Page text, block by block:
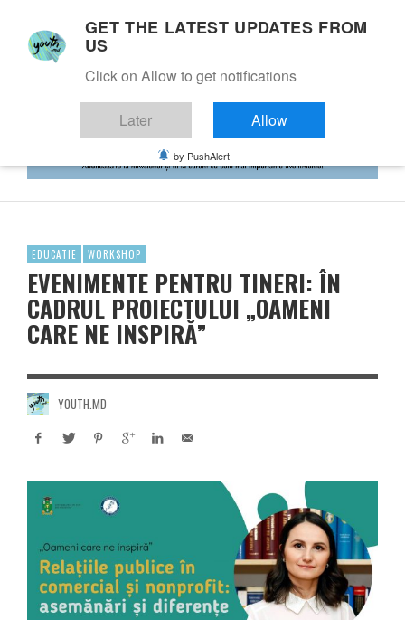
EDUCATIE WORKSHOP
EVENIMENTE PENTRU TINERI: ÎN
CADRUL PROIECTULUI „OAMENI
CARE NE INSPIRĂ”
YOUTH.MD
GET THE LATEST UPDATES FROM
US
Click on Allow to get notifications
Later Allow
by PushAlert